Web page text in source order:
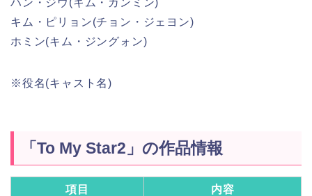
ハン・ジウ(キム・ガンミン)
キム・ピリョン(チョン・ジェヨン)
ホミン(キム・ジングォン)
※役名(キャスト名)
「To My Star2」の作品情報
項目 内容